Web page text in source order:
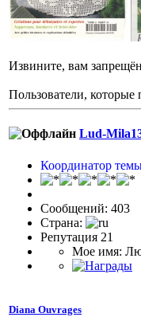
Извините, вам
Пользователи, которые
Lud-
Координатор
Сообщений: 403
Страна:
Репутация 21
Мое имя:
Diana Ouvrages